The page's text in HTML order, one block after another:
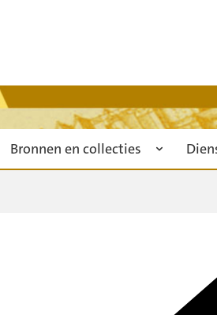
Bronnen en collecties